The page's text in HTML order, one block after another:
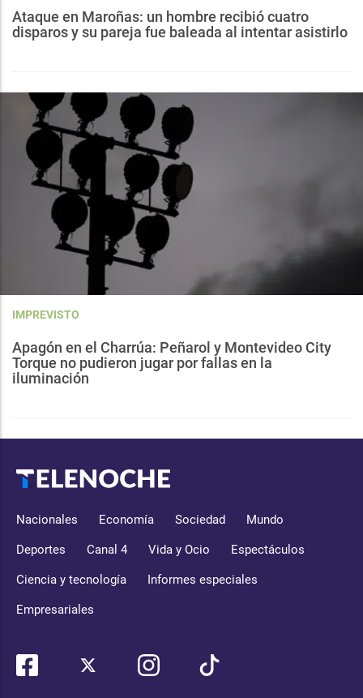
Ataque en Maroñas: un hombre recibió cuatro
disparos y su pareja fue baleada al intentar asistirlo
IMPREVISTO
Apagón en el Charrúa: Peñarol y Montevideo City
Torque no pudieron jugar por fallas en la
iluminación
Nacionales Economía Sociedad Mundo
Deportes Canal 4 Vida y Ocio Espectáculos
Ciencia y tecnología Informes especiales
Empresariales